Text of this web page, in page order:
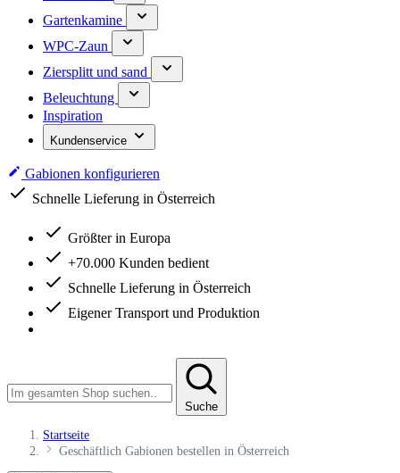
Gartenkamine
WPC-Zaun
Ziersplitt und sand
Beleuchtung
Inspiration
Kundenservice
Gabionen konfigurieren
Schnelle Lieferung in Österreich
Größter in Europa
+70.000 Kunden bedient
Schnelle Lieferung in Österreich
Eigener Transport und Produktion
Suche
Startseite
Geschäftlich Gabionen bestellen in Österreich